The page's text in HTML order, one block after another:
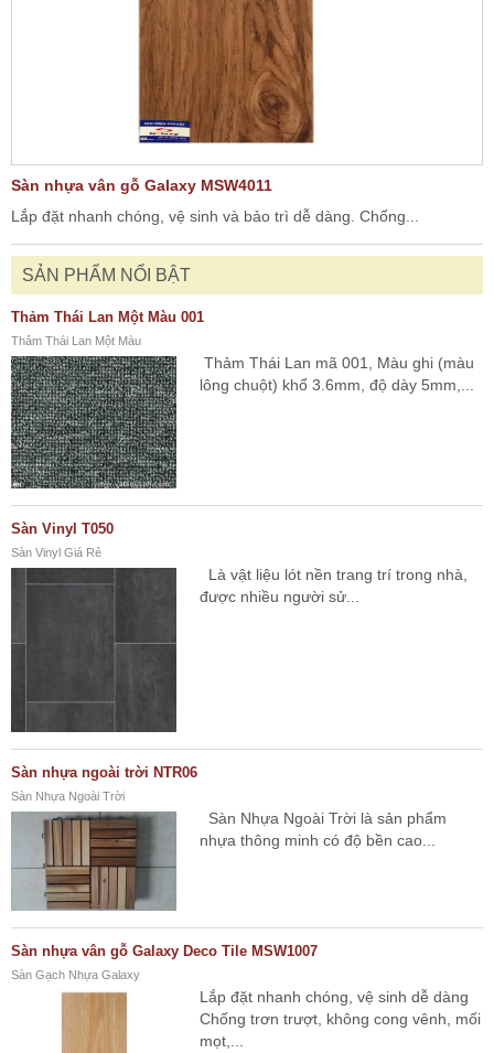
Sàn nhựa vân gỗ Galaxy MSW4011
Lắp đặt nhanh chóng, vệ sinh và bảo trì dễ dàng. Chống...
SẢN PHẨM NỔI BẬT
Thảm Thái Lan Một Màu 001
Thảm Thái Lan Một Màu
Thảm Thái Lan mã 001, Màu ghi (màu
lông chuột) khổ 3.6mm, độ dày 5mm,...
Sàn Vinyl T050
Sàn Vinyl Giá Rẻ
Là vật liệu lót nền trang trí trong nhà,
được nhiều người sử...
Sàn nhựa ngoài trời NTR06
Sàn Nhựa Ngoài Trời
Sàn Nhựa Ngoài Trời là sản phẩm
nhựa thông minh có độ bền cao...
Sàn nhựa vân gỗ Galaxy Deco Tile MSW1007
Sàn Gạch Nhựa Galaxy
Lắp đặt nhanh chóng, vệ sinh dễ dàng
Chống trơn trượt, không cong vênh, mối
mọt,...